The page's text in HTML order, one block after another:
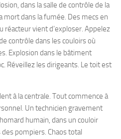
dans la salle de contrôle de la
mort dans la fumée. Des mecs en
réacteur vient d’exploser. Appelez
contrôle dans les couloirs où
Explosion dans le bâtiment
Réveillez les dirigeants. Le toit est
à la centrale. Tout commence à
Un technicien gravement
humain, dans un couloir
pompiers. Chaos total